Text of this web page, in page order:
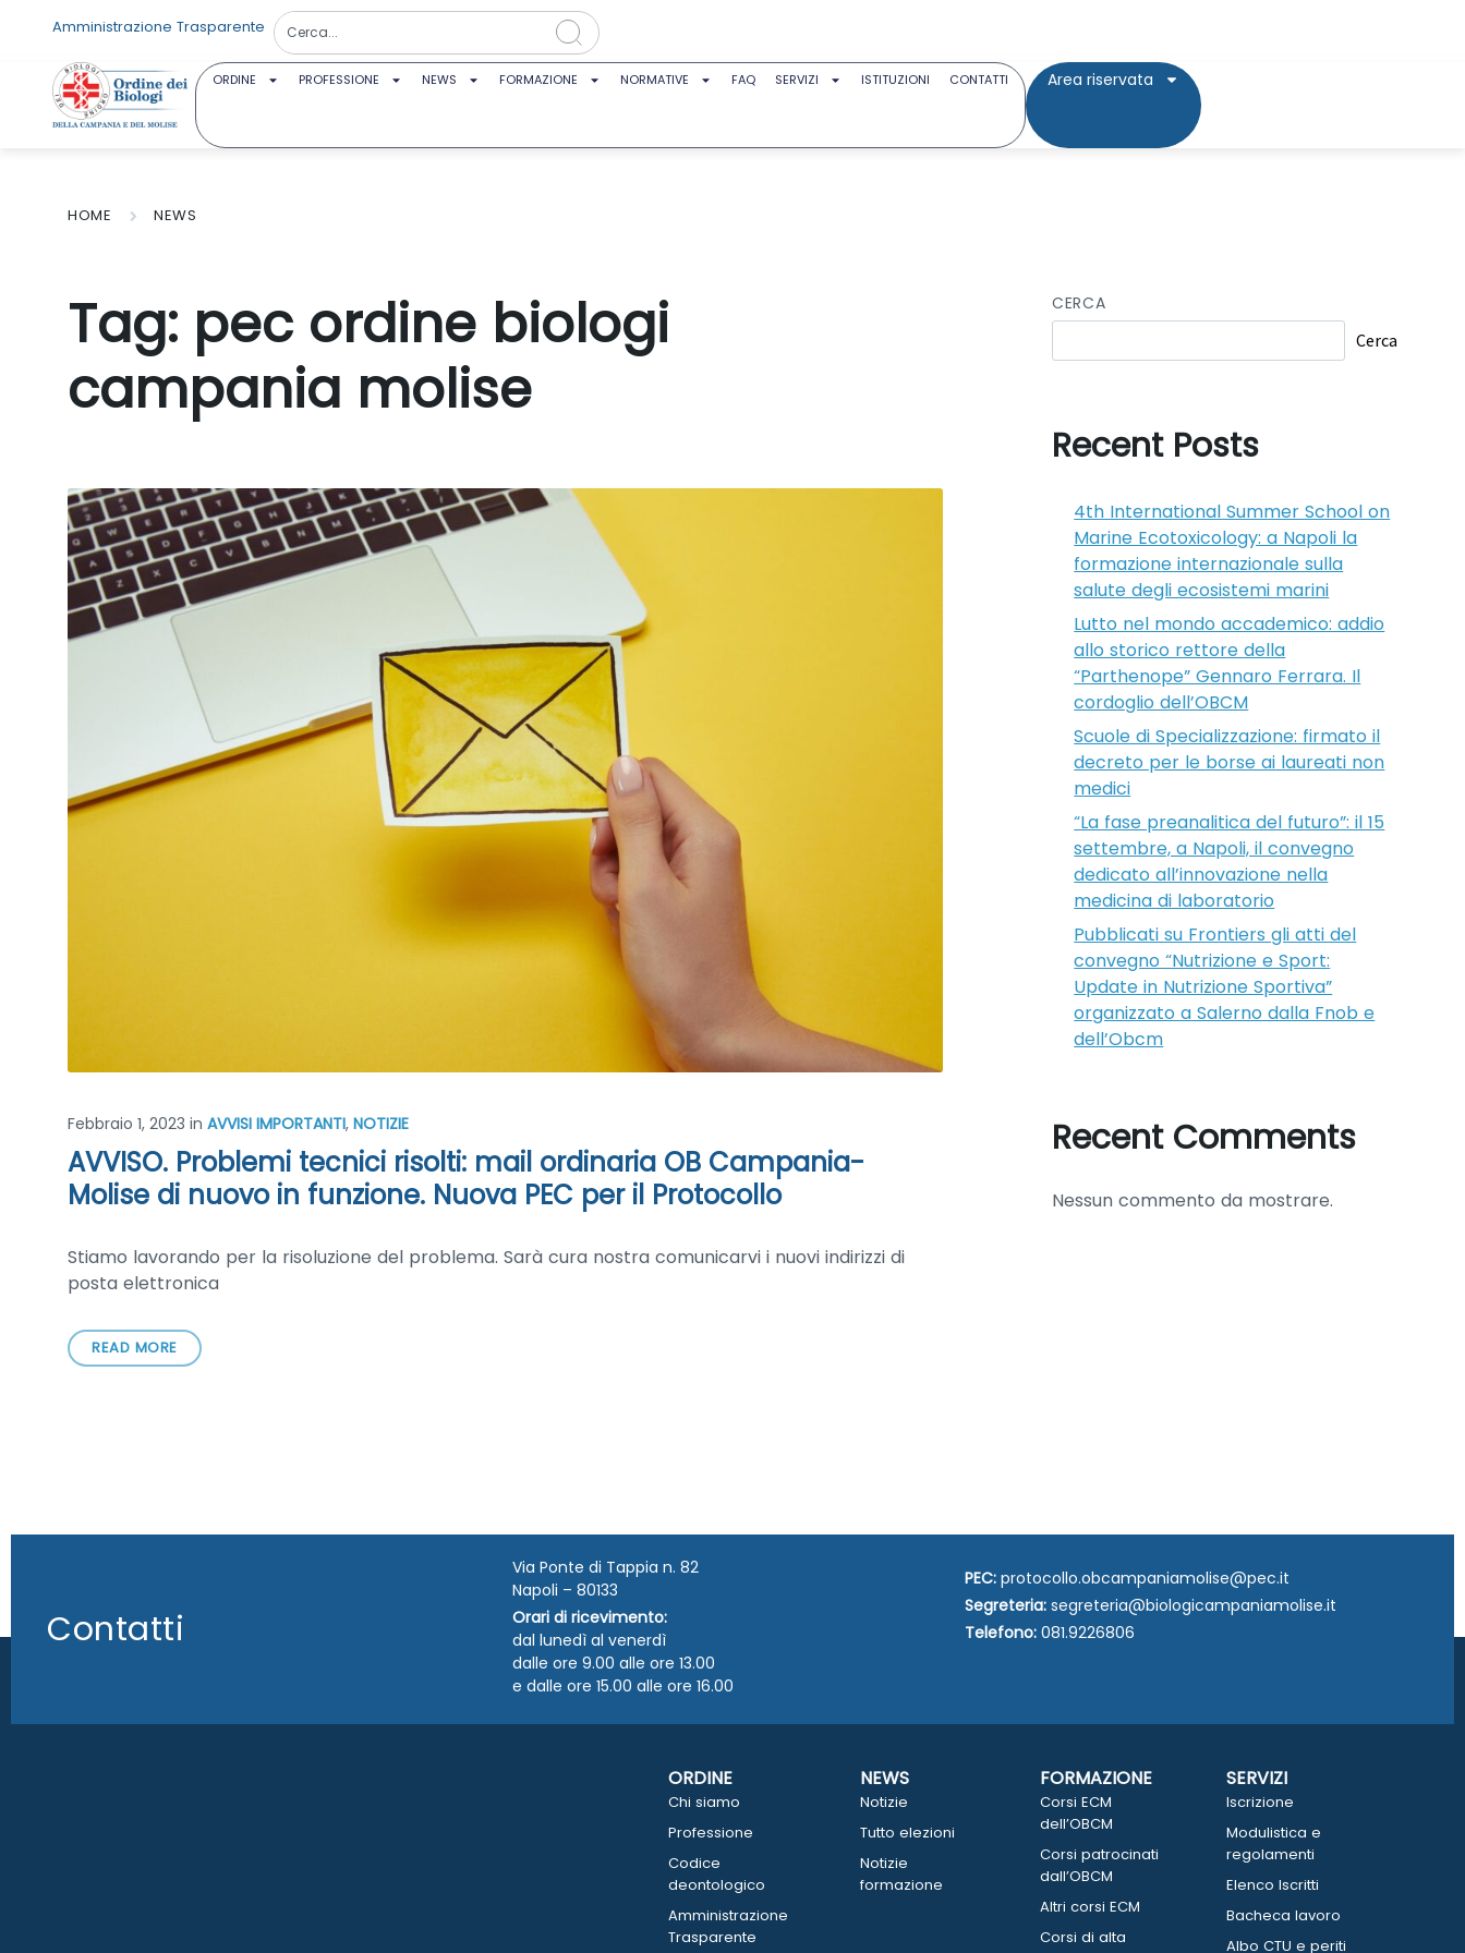
Amministrazione Trasparente
ORDINE PROFESSIONE NEWS FORMAZIONE NORMATIVE FAQ SERVIZI ISTITUZIONI CONTATTI Area riservata
HOME NEWS
Tag: pec ordine biologi
campania molise
Febbraio 1, 2023 in AVVISI IMPORTANTI, NOTIZIE
AVVISO. Problemi tecnici risolti: mail ordinaria OB Campania-
Molise di nuovo in funzione. Nuova PEC per il Protocollo
Stiamo lavorando per la risoluzione del problema. Sarà cura nostra comunicarvi i nuovi indirizzi di
posta elettronica
READ MORE
CERCA
Cerca
Recent Posts
4th International Summer School on
Marine Ecotoxicology: a Napoli la
formazione internazionale sulla
salute degli ecosistemi marini
Lutto nel mondo accademico: addio
allo storico rettore della
“Parthenope” Gennaro Ferrara. Il
cordoglio dell’OBCM
Scuole di Specializzazione: firmato il
decreto per le borse ai laureati non
medici
“La fase preanalitica del futuro”: il 15
settembre, a Napoli, il convegno
dedicato all’innovazione nella
medicina di laboratorio
Pubblicati su Frontiers gli atti del
convegno “Nutrizione e Sport:
Update in Nutrizione Sportiva”
organizzato a Salerno dalla Fnob e
dell’Obcm
Recent Comments
Nessun commento da mostrare.
Contatti
Via Ponte di Tappia n. 82
Napoli – 80133
Orari di ricevimento:
dal lunedì al venerdì
dalle ore 9.00 alle ore 13.00
e dalle ore 15.00 alle ore 16.00
PEC: protocollo.obcampaniamolise@pec.it
Segreteria: segreteria@biologicampaniamolise.it
Telefono: 081.9226806
ORDINE
Chi siamo
Professione
Codice
deontologico
Amministrazione
Trasparente
NEWS
Notizie
Tutto elezioni
Notizie
formazione
FORMAZIONE
Corsi ECM
dell’OBCM
Corsi patrocinati
dall’OBCM
Altri corsi ECM
Corsi di alta
SERVIZI
Iscrizione
Modulistica e
regolamenti
Elenco Iscritti
Bacheca lavoro
Albo CTU e periti